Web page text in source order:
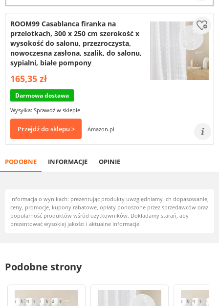
ROOM99 Casablanca firanka na
przelotkach, 300 x 250 cm szerokość x
wysokość do salonu, przezroczysta,
nowoczesna zasłona, szalik, do salonu,
sypialni, białe pompony
165,35 zł
Darmowa dostawa
Wysyłka: Sprawdź w sklepie
Przejdź do sklepu > Amazon.pl
PODOBNE INFORMACJE OPINIE
Informacja o wynikach: prezentując produkty uwzględniamy ich dopasowanie,
ceny, promocje, kupony rabatowe, opłaty ponoszone przez sprzedawców oraz
popularność produktów wśród użytkowników. Dokładamy starań, aby
prezentować wysokiej jakości i aktualne informacje.
Podobne strony